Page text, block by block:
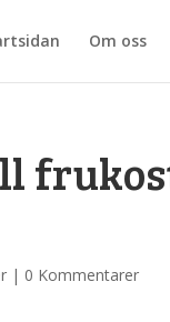
Om oss
| 0 Kommentarer